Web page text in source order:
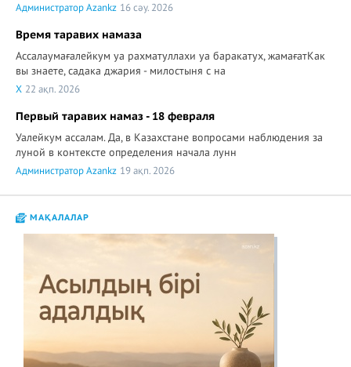
Администратор Azankz 16 сәу. 2026
Время таравих намаза
Ассалаумағалейкум уа рахматуллахи уа баракатух, жамағатКак
вы знаете, садака джария - милостыня с на
X 22 ақп. 2026
Первый таравих намаз - 18 февраля
Уалейкум ассалам. Да, в Казахстане вопросами наблюдения за
луной в контексте определения начала лунн
Администратор Azankz 19 ақп. 2026
МАҚАЛАЛАР